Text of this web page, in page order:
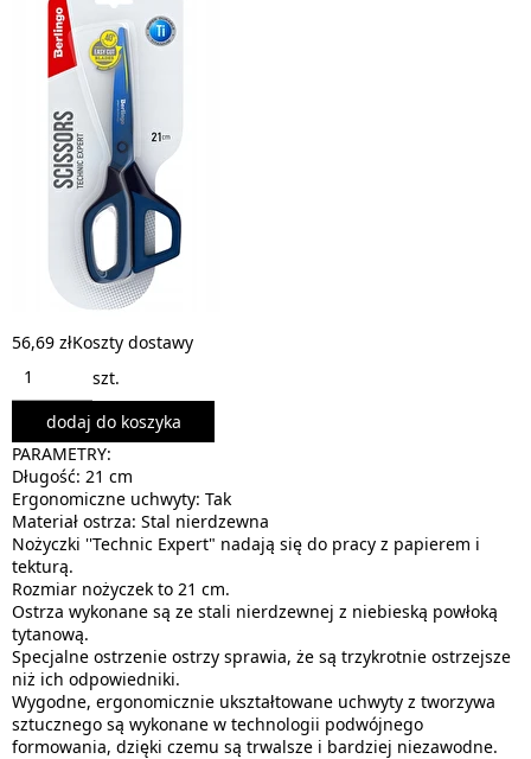
56,69 złKoszty dostawy
szt.
dodaj do koszyka
PARAMETRY:
Długość: 21 cm
Ergonomiczne uchwyty: Tak
Materiał ostrza: Stal nierdzewna
Nożyczki ''Technic Expert" nadają się do pracy z papierem i
tekturą.
Rozmiar nożyczek to 21 cm.
Ostrza wykonane są ze stali nierdzewnej z niebieską powłoką
tytanową.
Specjalne ostrzenie ostrzy sprawia, że są trzykrotnie ostrzejsze
niż ich odpowiedniki.
Wygodne, ergonomicznie ukształtowane uchwyty z tworzywa
sztucznego są wykonane w technologii podwójnego
formowania, dzięki czemu są trwalsze i bardziej niezawodne.